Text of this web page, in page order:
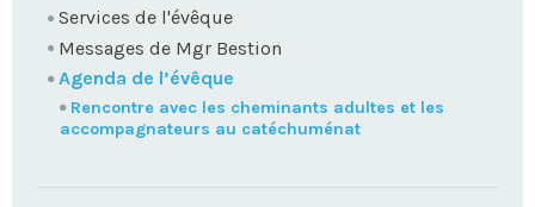
Services de l'évêque
Messages de Mgr Bestion
Agenda de l’évêque
Rencontre avec les cheminants adultes et les
accompagnateurs au catéchuménat